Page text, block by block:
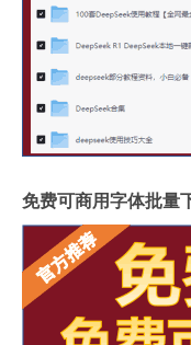
免费可商用字体批量